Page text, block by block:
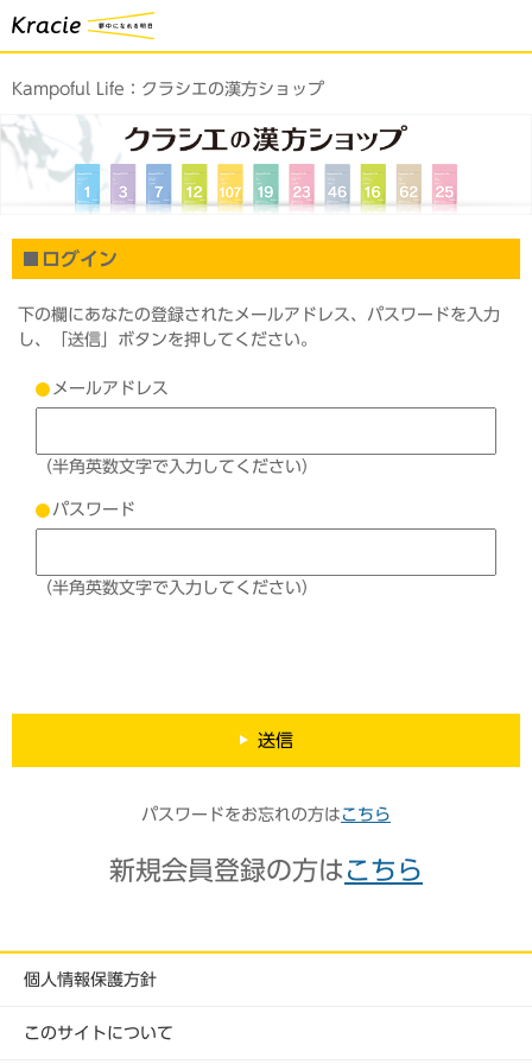
Kampoful Life： クラシエの漢方ショップ
ログイン
下の欄にあなたの登録されたメールアドレス、パスワードを入力
し、「送信」ボタンを押してください。
メールアドレス
（半角英数文字で入力してください）
パスワード
（半角英数文字で入力してください）
送信
パスワードをお忘れの方は こちら
新規会員登録の方は こちら
個人情報保護方針
このサイトについて